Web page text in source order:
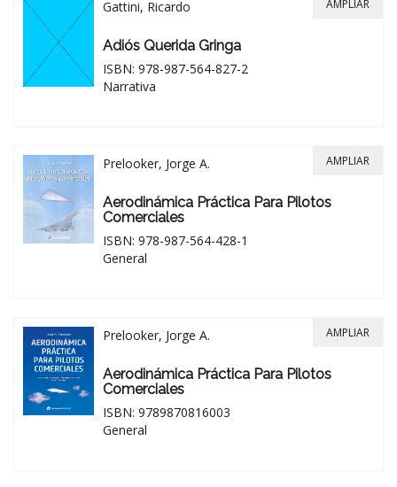
Gattini, Ricardo
Adiós Querida Gringa
ISBN: 978-987-564-827-2
Narrativa
AMPLIAR
Prelooker, Jorge A.
Aerodinámica Práctica Para Pilotos
Comerciales
ISBN: 978-987-564-428-1
General
AMPLIAR
Prelooker, Jorge A.
Aerodinámica Práctica Para Pilotos
Comerciales
ISBN: 9789870816003
General
AMPLIAR